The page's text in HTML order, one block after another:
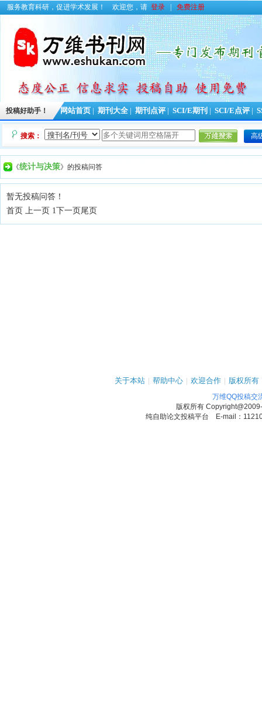
服务教育科研，促进学术发展！ 欢迎您，请 登录 免费注册
投稿好助手！ 网站首页 期刊大全 期刊点评 SCI/E期刊 SCI/E点评
搜索： 高
《统计与决策》的投稿问答
暂无投稿问答！
首页 上一页 1下一页尾页
关于本站 | 帮助中心 | 欢迎合作 | 版权所有
万维QQ投稿交
版权所有
纯自助论文投稿平台 E-mail：